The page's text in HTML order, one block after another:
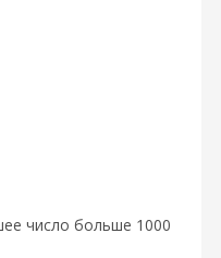
число больше 1000